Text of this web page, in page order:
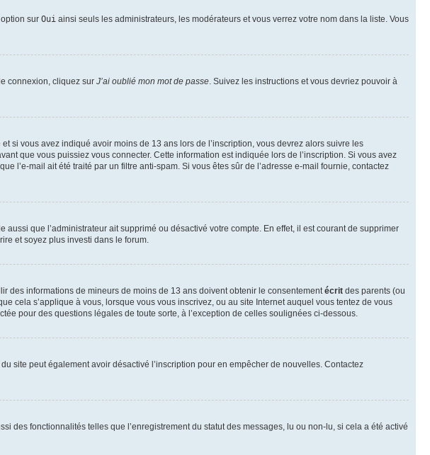
sur Oui ainsi seuls les administrateurs, les modérateurs et vous verrez votre nom dans la liste. Vous
connexion, cliquez sur J’ai oublié mon mot de passe. Suivez les instructions et vous devriez pouvoir à
si vous avez indiqué avoir moins de 13 ans lors de l’inscription, vous devrez alors suivre les
que vous puissiez vous connecter. Cette information est indiquée lors de l’inscription. Si vous avez
l’e-mail ait été traité par un filtre anti-spam. Si vous êtes sûr de l’adresse e-mail fournie, contactez
que l’administrateur ait supprimé ou désactivé votre compte. En effet, il est courant de supprimer
et soyez plus investi dans le forum.
des informations de mineurs de moins de 13 ans doivent obtenir le consentementécrit des parents (ou
cela s’applique à vous, lorsque vous vous inscrivez, ou au site Internet auquel vous tentez de vous
pour des questions légales de toute sorte, à l’exception de celles soulignées ci-dessous.
site peut également avoir désactivé l’inscription pour en empêcher de nouvelles. Contactez
des fonctionnalités telles que l’enregistrement du statut des messages, lu ou non-lu, si cela a été activé